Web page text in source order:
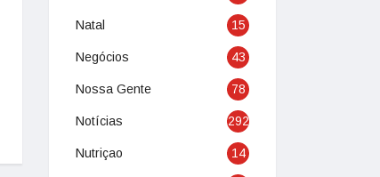
Natal 15
Negócios 43
Nossa Gente 78
Notícias 292
Nutriçao 14